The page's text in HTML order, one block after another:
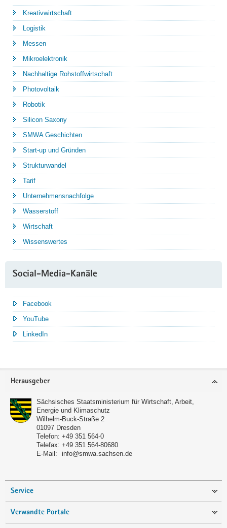
Kreativwirtschaft
Logistik
Messen
Mikroelektronik
Nachhaltige Rohstoffwirtschaft
Photovoltaik
Robotik
Silicon Saxony
SMWA Geschichten
Start-up und Gründen
Strukturwandel
Tarif
Unternehmensnachfolge
Wasserstoff
Wirtschaft
Wissenswertes
Social-Media-Kanäle
Facebook
YouTube
LinkedIn
Service
Herausgeber
Sächsisches Staatsministerium für Wirtschaft, Arbeit,
Energie und Klimaschutz
Wilhelm-Buck-Straße 2
01097 Dresden
Telefon: +49 351 564-0
Telefax: +49 351 564-80680
E-Mail:
info@smwa.sachsen.de
Service
Verwandte Portale